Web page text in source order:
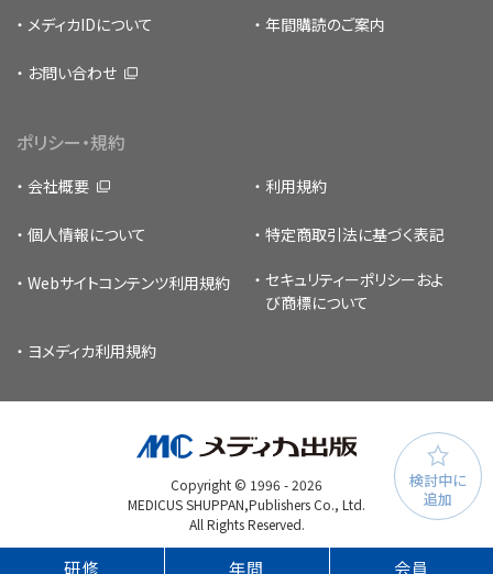
検討中に
追加
メディカIDについて 年間購読のご案内
お問い合わせ
ポリシー・規約
会社概要 利用規約
個人情報について 特定商取引法に基づく表記
Webサイトコンテンツ利用規約 セキュリティーポリシー およ
び商標について
ヨメディカ利用規約
Copyright © 1996 -2026
MEDICUS SHUPPAN,Publishers Co., Ltd.
All Rights Reserved.
研修 年間 会員